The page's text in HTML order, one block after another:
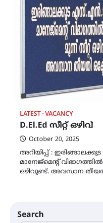
LATEST VACANCY
D.El.Ed സീറ്റ് ഒഴിവ്
October 20, 2025
അറിയിപ്പ് :
മാനേജ്മെന്റ്
ഒഴിവുണ്ട്. അവസാന
Search